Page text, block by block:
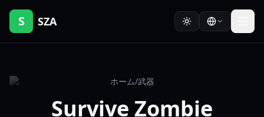
S SZA
ホーム/武器
Survive Zombie